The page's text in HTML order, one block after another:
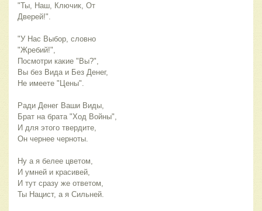
"Ты, Наш, Ключик, От
Дверей!".
"У Нас Выбор, словно
"Жребий!",
Посмотри какие "Вы?",
Вы без Вида и Без Денег,
Не имеете "Цены".
Ради Денег Ваши Виды,
Брат на брата "Ход Войны",
И для этого твердите,
Он чернее черноты.
Ну а я белее цветом,
И умней и красивей,
И тут сразу же ответом,
Ты Нацист, а я Сильней.